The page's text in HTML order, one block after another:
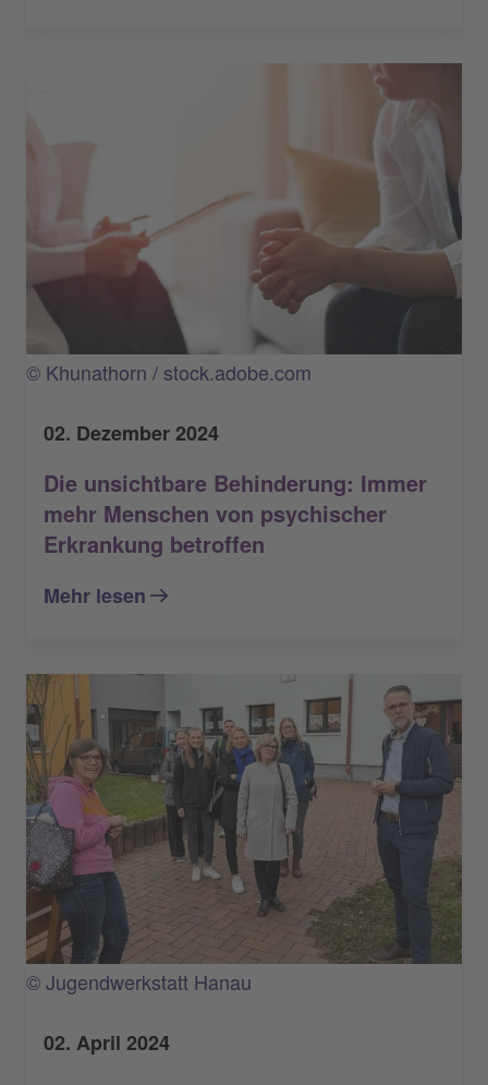
© Khunathorn / stock.adobe.com
02. Dezember 2024
Die unsichtbare Behinderung: Immer
mehr Menschen von psychischer
Erkrankung betroffen
Mehr lesen
© Jugendwerkstatt Hanau
02. April 2024